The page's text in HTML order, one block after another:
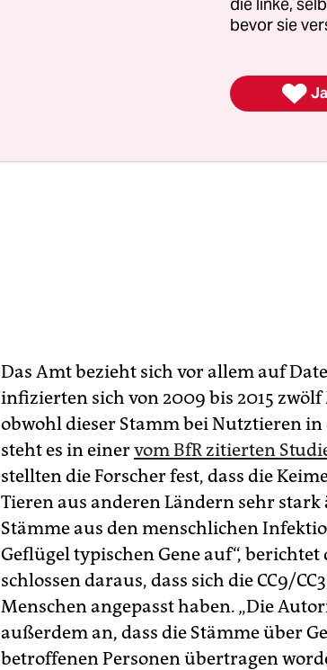
Das Amt bezieht sich vor allem auf
infizierten sich von 2009 bis 2015 zwölf
obwohl dieser Stamm bei Nutztieren
steht es in einervom BfR zitierten
stellten die Forscher fest, dass die
Tieren aus anderen Ländern sehr stark
Stämme aus den menschlichen
Geflügel typischen Gene auf“, berichtet
schlossen daraus, dass sich die CC9/
Menschen angepasst haben. „Die
außerdem an, dass die Stämme über
betroffenen Personen übertragen
bevor sie
